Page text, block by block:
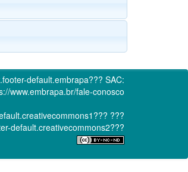
default.embrapa??? SAC:
www.embrapa.br/fale-conosco
???
default.creativecommons2???